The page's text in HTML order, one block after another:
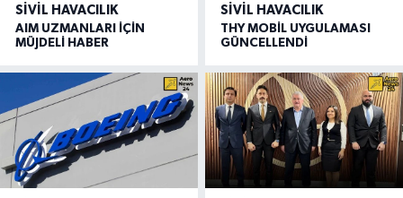
SIVIL HAVACILIK
AIM UZMANLARI İÇİN
MÜJDELİ HABER
SIVIL HAVACILIK
THY MOBİL UYGULAMASI
GÜNCELLENDİ